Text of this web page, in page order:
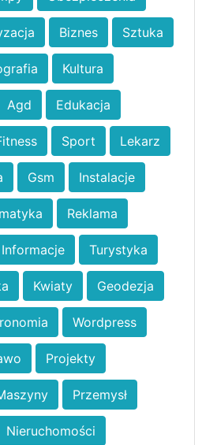
Biznes Sztuka
Kultura
Agd Edukacja
Sport Lekarz
Gsm Instalacje
Reklama
Informacje Turystyka
Kwiaty Geodezja
Wordpress
Projekty
Przemysł
Nieruchomości